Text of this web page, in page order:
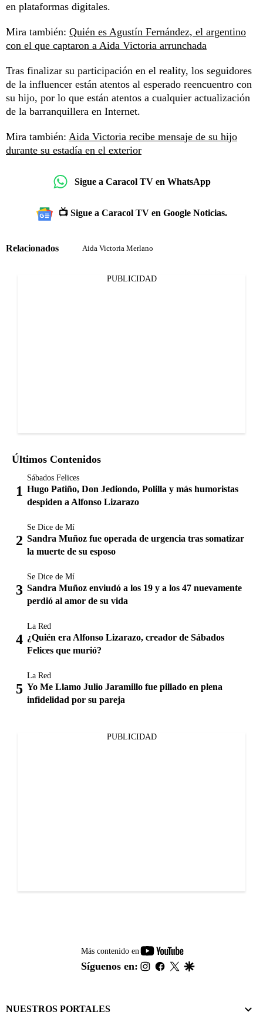
en plataformas digitales.
Mira también: Quién es Agustín Fernández, el argentino
con el que captaron a Aida Victoria arrunchada
Tras finalizar su participación en el reality, los seguidores
de la influencer están atentos al esperado reencuentro con
su hijo, por lo que están atentos a cualquier actualización
de la barranquillera en Internet.
Mira también: Aida Victoria recibe mensaje de su hijo
durante su estadía en el exterior
Sigue a Caracol TV en WhatsApp
📺 Sigue a Caracol TV en Google Noticias.
Relacionados Aida Victoria Merlano
PUBLICIDAD
Últimos Contenidos
Sábados Felices
Hugo Patiño, Don Jediondo, Polilla y más humoristas
despiden a Alfonso Lizarazo
Se Dice de Mí
Sandra Muñoz fue operada de urgencia tras somatizar
la muerte de su esposo
Se Dice de Mí
Sandra Muñoz enviudó a los 19 y a los 47 nuevamente
perdió al amor de su vida
La Red
¿Quién era Alfonso Lizarazo, creador de Sábados
Felices que murió?
La Red
Yo Me Llamo Julio Jaramillo fue pillado en plena
infidelidad por su pareja
PUBLICIDAD
Más contenido en
youtube-
footer
Síguenos en: instagram
facebook
twitter
NUESTROS PORTALES